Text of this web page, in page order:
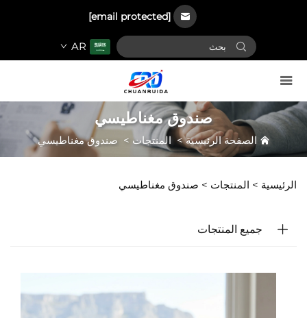
[email protected]
AR
صندوق مغناطيسي
الصفحة الرئيسية> المنتجات > صندوق مغناطيسي
الرئيسية > المنتجات > صندوق مغناطيسي
جميع المنتجات